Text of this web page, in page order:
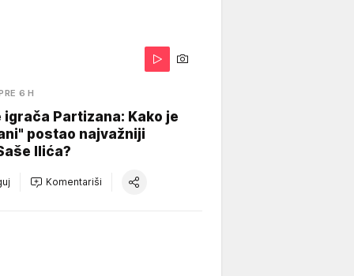
6 H
igrača Partizana: Kako je
postao najvažniji
Ilića?
Komentariši